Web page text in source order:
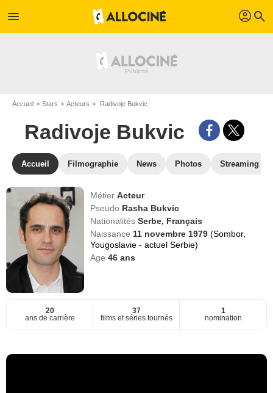
menu profil search
Accueil Stars Acteurs Radivoje Bukvic
Radivoje Bukvic
Accueil Filmographie News Photos Streaming
MétierActeur
Pseudo Rasha Bukvic
NationalitésSerbe, Français
Naissance 11 novembre 1979(Sombor,
Yougoslavie - actuel Serbie)
Age46 ans
20
ans de carrière
37
films et séries tournés
1
nomination